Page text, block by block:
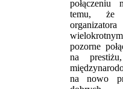
połączeniu
temu, że
pozorne
na
na nowo